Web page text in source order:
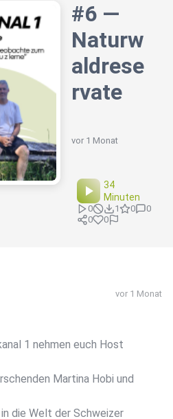
#6 —
Naturw
aldrese
rvate
vor 1 Monat
34
Minuten
0 1 0
0
0
0
vor 1 Monat
1 nehmen euch Host
Martina Hobi und
die Welt der Schweizer